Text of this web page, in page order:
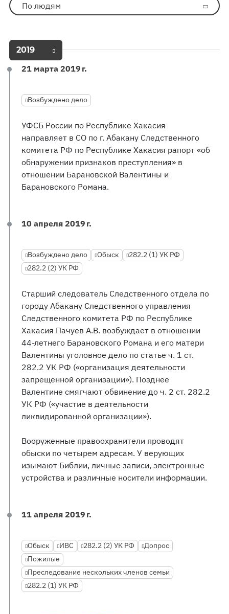
По людям
2019
21 марта 2019 г.
Возбуждено дело
УФСБ России по Республике Хакасия
направляет в СО по г. Абакану Следственного
комитета РФ по Республике Хакасия рапорт «об
обнаружении признаков преступления» в
отношении Барановской Валентины и
Барановского Романа.
10 апреля 2019 г.
Возбуждено дело Обыск
282.2 (1) УК РФ
282.2 (2) УК РФ
Старший следователь Следственного отдела по
городу Абакану Следственного управления
Следственного комитета РФ по Республике
Хакасия Пачуев А.В. возбуждает в отношении
44-летнего Барановского Романа и его матери
Валентины уголовное дело по статье ч. 1 ст.
282.2 УК РФ («организация деятельности
запрещенной организации»). Позднее
Валентине смягчают обвинение до ч. 2 ст. 282.2
УК РФ («участие в деятельности
ликвидированной организации»).
Вооруженные правоохранители проводят
обыски по четырем адресам. У верующих
изымают Библии, личные записи, электронные
устройства и различные носители информации.
11 апреля 2019 г.
Обыск ИВС 282.2 (2) УК РФ
Допрос
Пожилые
Преследование нескольких членов семьи
282.2 (1) УК РФ